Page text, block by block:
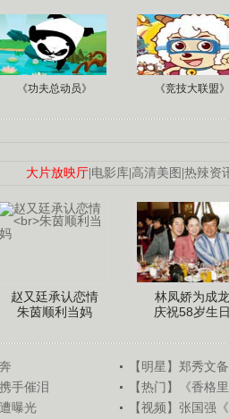
《功夫总动员》 《竞技大联盟》
大片放映厅|电影库|高清美图 |热辣资
赵又廷承认恋情
朱茵顺利当妈
林凤娇为成龙
庆祝58岁生
【明星】郑秀文
手催泪
【热门】《香格
曝光
【视频】张国强